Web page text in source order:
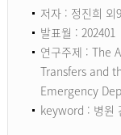
저자 : 정진희 외
발표월 : 202401
연구주제 : The
Transfers and
Emergency
keyword : 병원